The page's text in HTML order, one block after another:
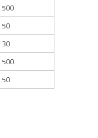
500
50
30
500
50